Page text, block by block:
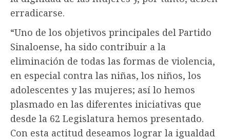
erradicarse.
“Uno de los objetivos principales del Partido
Sinaloense, ha sido contribuir a la
eliminación de todas las formas de violencia,
en especial contra las niñas, los niños, los
adolescentes y las mujeres; así lo hemos
plasmado en las diferentes iniciativas que
desde la 62 Legislatura hemos presentado.
Con esta actitud deseamos lograr la igualdad